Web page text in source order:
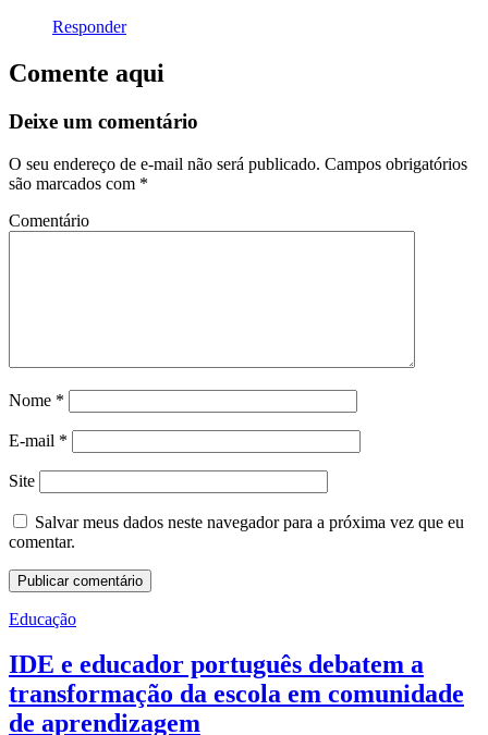
Responder
Comente aqui
Deixe um comentário
O seu endereço de e-mail não será publicado. Campos obrigatórios
são marcados com *
Comentário
Nome *
E-mail *
Site
Salvar meus dados neste navegador para a próxima vez que eu
comentar.
Educação
IDE e educador português debatem a
transformação da escola em comunidade
de aprendizagem